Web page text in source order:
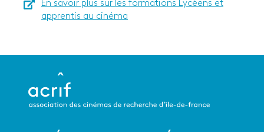
En savoir plus sur les formations Lycéens et
apprentis au cinéma